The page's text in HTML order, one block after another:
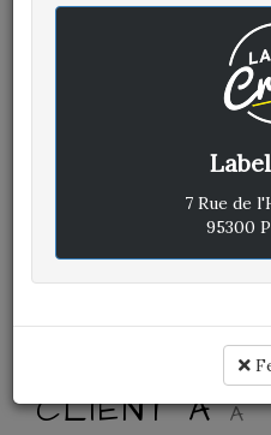
ÉCRIT LE
Rapport qualité / prix :
Service :
Ambiance :
CLIENT A A
7 Rue de
95300